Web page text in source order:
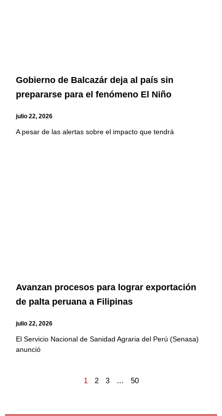
Gobierno de Balcazár deja al país sin
prepararse para el fenómeno El Niño
julio 22, 2026
A pesar de las alertas sobre el impacto que tendrá
Avanzan procesos para lograr exportación
de palta peruana a Filipinas
julio 22, 2026
El Servicio Nacional de Sanidad Agraria del Perú (Senasa)
anunció
1 2 3 … 50